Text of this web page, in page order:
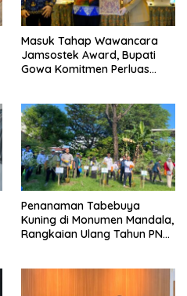
Masuk Tahap Wawancara
Jamsostek Award, Bupati
Gowa Komitmen Perluas
Penanaman Tabebuya
Kuning di Monumen Mandala,
Rangkaian Ulang Tahun PNM